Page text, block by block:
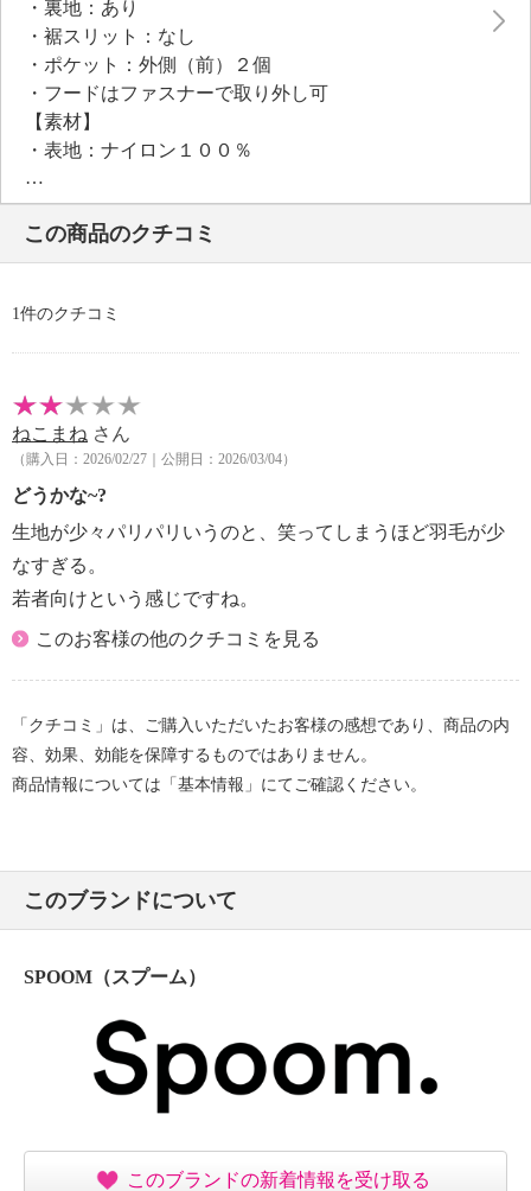
・裏地：あり
・裾スリット：なし
・ポケット：外側（前）２個
・フードはファスナーで取り外し可
【素材】
・表地：ナイロン１００％
・裏地：ポリエステル１００％
・ファー部分ポリエステル１００％
・中わたダウン８０％、フェザー２０％
【メンテナンス（絵表示ラベル）】
・漂白処理：塩素系・酸素系漂白不可
・タンブル乾燥：不可
・ドライクリーニング：石油系ドライクリーニング可
・ウエットクリーニング：不可
【メンテナンス（ケアラベル）】
・長時間照射による変退色注意
・水や汗などによる色落ち、色移り注意
・摩擦による色落ち、色移り注意
・過度な力をかけない
【個体差あり】
・個体差あり
この商品のクチコミ
1件のクチコミ
ねこまね さん
（購入日：2026/02/27｜公開日：2026/03/04）
どうかな~?
生地が少々パリパリいうのと、笑ってしまうほど羽毛が少
なすぎる。
若者向けという感じですね。
このお客様の他のクチコミを見る
「クチコミ」は、ご購入いただいたお客様の感想であり、商品の内
容、効果、効能を保障するものではありません。
商品情報については「基本情報」にてご確認ください。
このブランドについて
SPOOM（スプーム）
このブランドの新着情報を受け取る